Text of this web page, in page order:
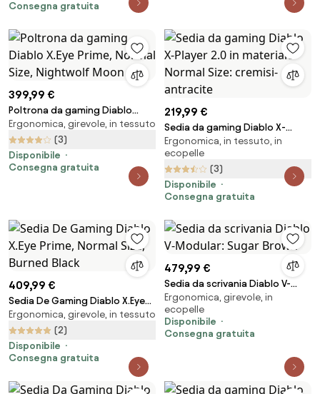
Consegna gratuita
399,99 €
Poltrona da gaming Diablo
X.Eye Prime, Normal Size,
Nightwolf Moon
Ergonomica, girevole, in tessuto
(3)
Disponibile
Consegna gratuita
219,99 €
Sedia da gaming Diablo X-
Player 2.0 in materiale Normal
Size: cremisi-antracite
Ergonomica, in tessuto, in
ecopelle
(3)
Disponibile
Consegna gratuita
409,99 €
Sedia De Gaming Diablo X.Eye
Prime, Normal Size, Burned Black
Ergonomica, girevole, in tessuto
(2)
Disponibile
Consegna gratuita
479,99 €
Sedia da scrivania Diablo V-
Modular: Sugar Brown
Ergonomica, girevole, in
ecopelle
Disponibile
Consegna gratuita